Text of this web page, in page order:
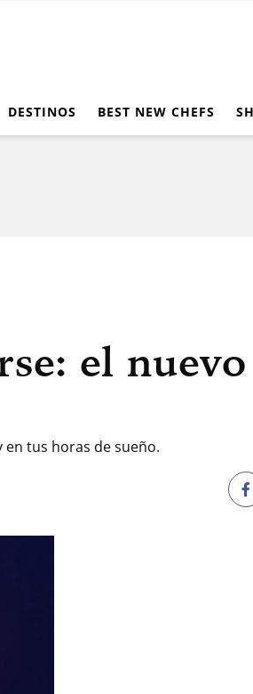
DESTINOS BEST NEW CHEFS
el nuevo
tus horas de sueño.